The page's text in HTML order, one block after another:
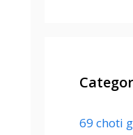
69 choti